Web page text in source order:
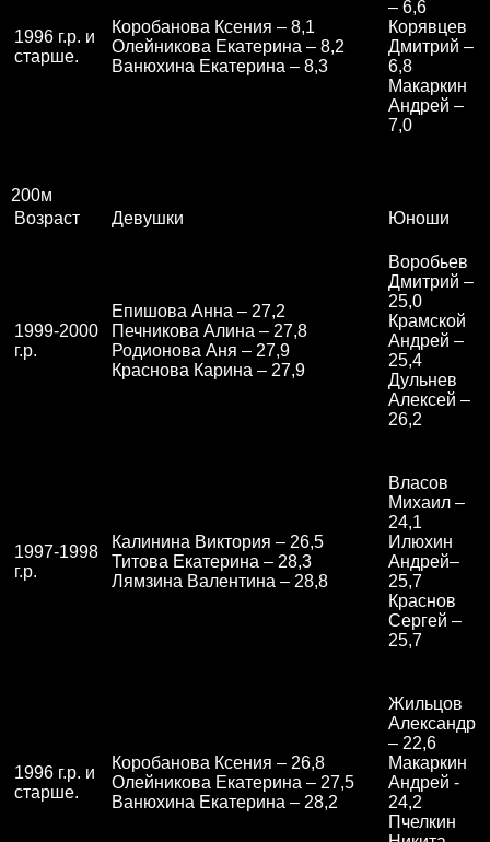
1996 г.р. и
старше.
Коробанова Ксения – 8,1
Олейникова Екатерина – 8,2
Ванюхина Екатерина – 8,3
– 6,6
Корявцев
Дмитрий –
6,8
Макаркин
Андрей –
7,0
200м
Возраст
Девушки Юноши
1999-2000
г.р.
Епишова Анна – 27,2
Печникова Алина – 27,8
Родионова Аня – 27,9
Краснова Карина – 27,9
Воробьев
Дмитрий –
25,0
Крамской
Андрей –
25,4
Дульнев
Алексей –
26,2
1997-1998
г.р.
Калинина Виктория – 26,5
Титова Екатерина – 28,3
Лямзина Валентина – 28,8
Власов
Михаил –
24,1
Илюхин
Андрей–
25,7
Краснов
Сергей –
25,7
1996 г.р. и
старше.
Коробанова Ксения – 26,8
Олейникова Екатерина – 27,5
Ванюхина Екатерина – 28,2
Жильцов
Александр
– 22,6
Макаркин
Андрей -
24,2
Пчелкин